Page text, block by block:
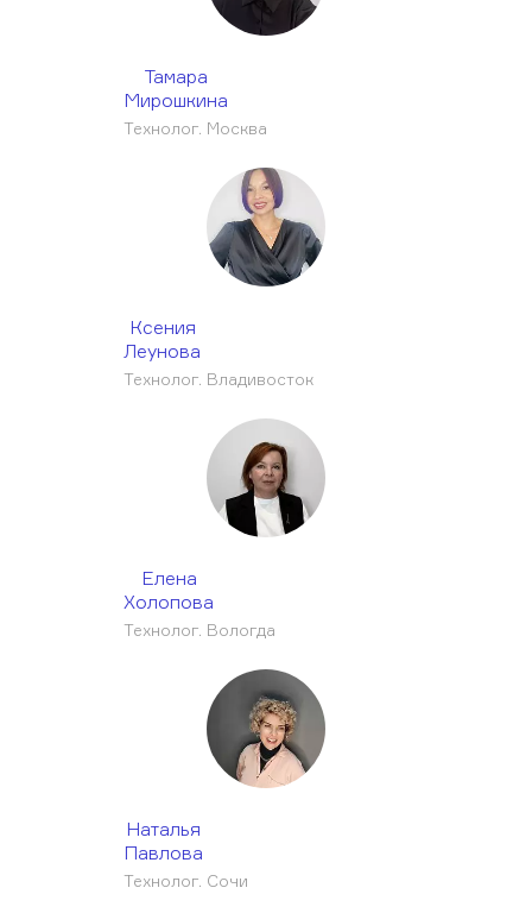
Тамара
Мирошкина
Технолог. Москва
Ксения
Леунова
Технолог. Владивосток
Елена
Холопова
Технолог. Вологда
Наталья
Павлова
Технолог. Сочи